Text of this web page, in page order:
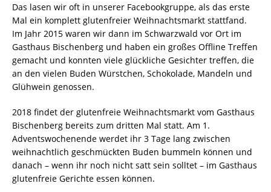
Das lasen wir oft in unserer Facebookgruppe, als das erste
Mal ein komplett glutenfreier Weihnachtsmarkt stattfand.
Im Jahr 2015 waren wir dann im Schwarzwald vor Ort im
Gasthaus Bischenberg und haben ein großes Offline Treffen
gemacht und konnten viele glückliche Gesichter treffen, die
an den vielen Buden Würstchen, Schokolade, Mandeln und
Glühwein genossen.
2018 findet der glutenfreie Weihnachtsmarkt vom Gasthaus
Bischenberg bereits zum dritten Mal statt. Am 1.
Adventswochenende werdet ihr 3 Tage lang zwischen
weihnachtlich geschmückten Buden bummeln können und
danach – wenn ihr noch nicht satt sein solltet – im Gasthaus
glutenfreie Gerichte essen können.